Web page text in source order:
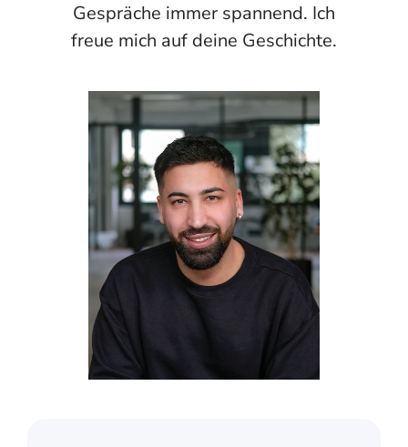
Gespräche immer spannend. Ich
freue mich auf deine Geschichte.